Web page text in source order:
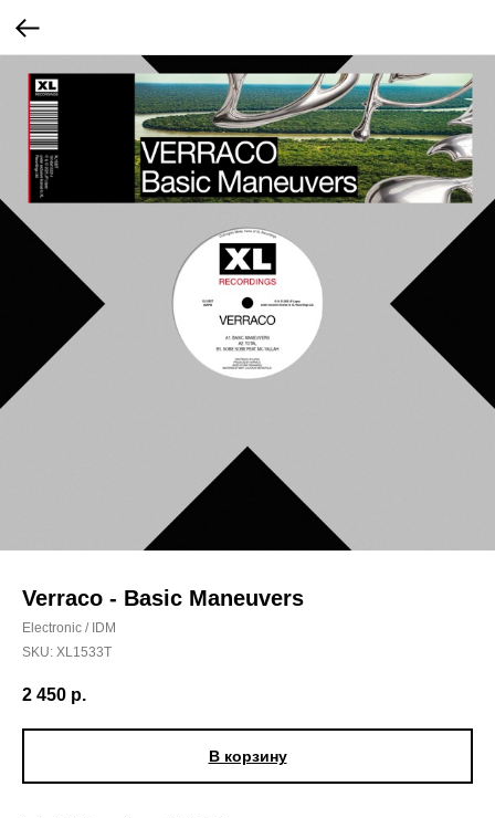
Verraco - Basic Maneuvers
Electronic / IDM
SKU: XL1533T
2 450 р.
В корзину